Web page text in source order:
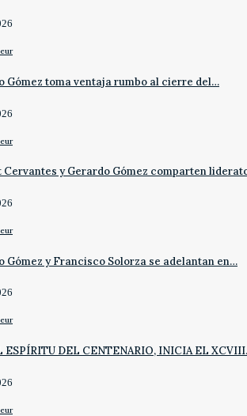
Gómez toma ventaja rumbo al cierre del…
Cervantes y Gerardo Gómez comparten
Gómez y Francisco Solorza se adelantan en…
ESPÍRITU DEL CENTENARIO, INICIA EL